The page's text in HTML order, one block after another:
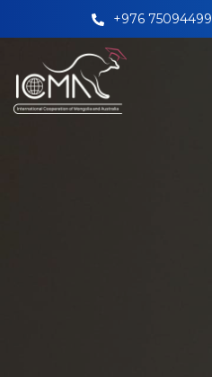
+976 75094499